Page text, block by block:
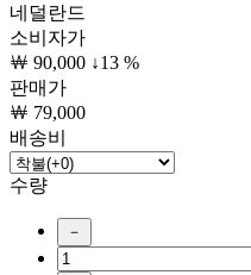
네덜란드
소비자가
￦ 90,000 ↓13 %
판매가
￦ 79,000
배송비
수량
－